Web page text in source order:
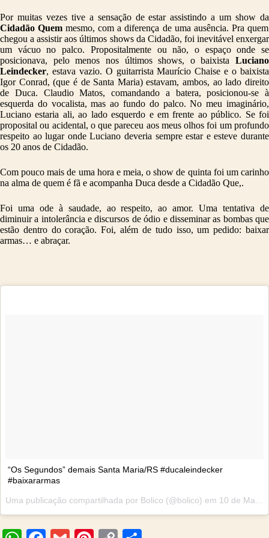
Por muitas vezes tive a sensação de estar assistindo a um show da
Cidadão Quem mesmo, com a diferença de uma ausência. Pra quem
chegou a assistir aos últimos shows da Cidadão, foi inevitável enxergar
um vácuo no palco. Propositalmente ou não, o espaço onde se
posicionava, pelo menos nos últimos shows, o baixista Luciano
Leindecker, estava vazio. O guitarrista Maurício Chaise e o baixista
Igor Conrad, (que é de Santa Maria) estavam, ambos, ao lado direito
de Duca. Claudio Matos, comandando a batera, posicionou-se à
esquerda do vocalista, mas ao fundo do palco. No meu imaginário,
Luciano estaria ali, ao lado esquerdo e em frente ao público. Se foi
proposital ou acidental, o que pareceu aos meus olhos foi um profundo
respeito ao lugar onde Luciano deveria sempre estar e esteve durante
os 20 anos de Cidadão.
Com pouco mais de uma hora e meia, o show de quinta foi um carinho
na alma de quem é fã e acompanha Duca desde a Cidadão Que,.
Foi uma ode à saudade, ao respeito, ao amor. Uma tentativa de
diminuir a intolerância e discursos de ódio e disseminar as bombas que
estão dentro do coração. Foi, além de tudo isso, um pedido: baixar
armas… e abraçar.
“Os Segundos” demais Santa Maria/RS #ducaleindecker
#baixararmas
Uma publicação compartilhada por Bolico (@bolico) em 10 de Mai, 2018 às 7:50 PDT